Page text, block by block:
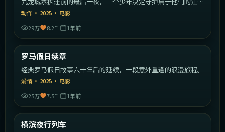
湖。
动作 · 2025 · 电影
29万
8.2千 1年前
最新
罗马假日续章
经典罗马假日故事六十年后的延续，一段意外重逢的浪漫旅程。
爱情 · 2025 · 电影
25万
7.5千 1年前
最新
横滨夜行列车